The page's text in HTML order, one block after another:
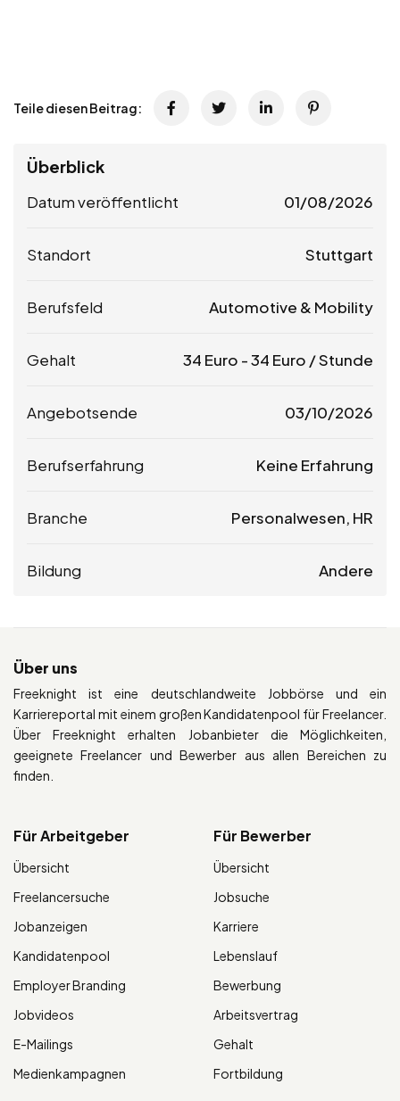
Teile diesen Beitrag:
Überblick
Datum veröffentlicht 01/08/2026
Standort Stuttgart
Berufsfeld Automotive & Mobility
Gehalt 34 Euro -34 Euro / Stunde
Angebotsende 03/10/2026
Berufserfahrung Keine Erfahrung
Branche Personalwesen, HR
Bildung Andere
Über uns
Freeknight ist eine deutschlandweite Jobbörse und ein
Karriereportal mit einem großen Kandidatenpool für Freelancer.
Über Freeknight erhalten Jobanbieter die Möglichkeiten,
geeignete Freelancer und Bewerber aus allen Bereichen zu
finden.
Für Arbeitgeber
Übersicht
Freelancersuche
Jobanzeigen
Kandidatenpool
Employer Branding
Jobvideos
E-Mailings
Medienkampagnen
Für Bewerber
Übersicht
Jobsuche
Karriere
Lebenslauf
Bewerbung
Arbeitsvertrag
Gehalt
Fortbildung